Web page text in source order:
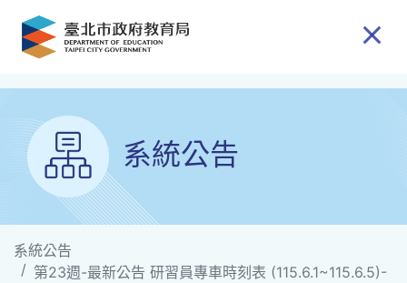
跳到主要內容
系統公告
系統公告
第23週-最新公告 研習員專車時刻表 (115.6.1~115.6.5)-